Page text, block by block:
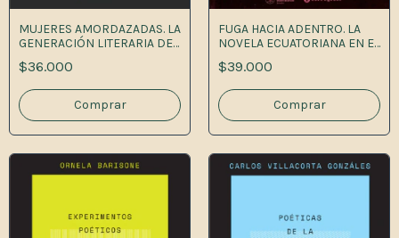
MUJERES AMORDAZADAS. LA
GENERACIÓN LITERARIA DE
LOS '80 O DE LA
POSTDICTADURA EN SALTA.
$36.000
FUGA HACIA ADENTRO. LA
NOVELA ECUATORIANA EN EL
SIGLO XX. FILIACIONES Y
MEMORIA DE LA CRÍTICA
LITERA
$39.000